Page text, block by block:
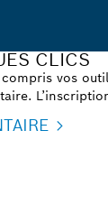
CLICS
vos